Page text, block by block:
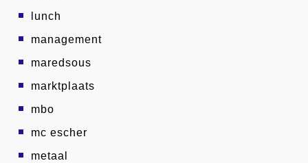
lunch
management
maredsous
marktplaats
mbo
mc escher
metaal